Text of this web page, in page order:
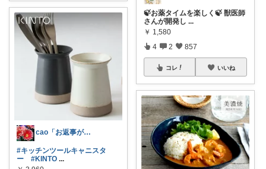
cao「お返事が出来ずごめんなさい」
#キッチンツールキャニスタ
ー
#KINTO ...
🍃お薬タイムを楽しく🍃 獣医師
さんが開発し ...
￥ 1,580
4 2 857
コレ いいね